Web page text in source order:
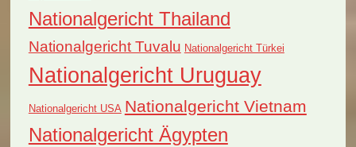
Nationalgericht Thailand
Nationalgericht Tuvalu Nationalgericht Türkei
Nationalgericht Uruguay
Nationalgericht USA Nationalgericht Vietnam
Nationalgericht Ägypten